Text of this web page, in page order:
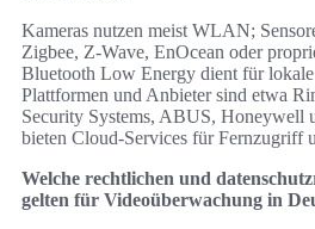
Kameras nutzen meist WLAN;
Zigbee, Z-Wave, EnOcean oder
Bluetooth Low Energy dient für
Plattformen und Anbieter sind etwa
Security Systems, ABUS, Honeywell
bieten Cloud-Services für Fernzugriff
Welche rechtlichen und
gelten für Videoüberwachung in